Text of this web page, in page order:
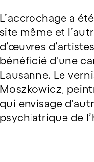
L’accrochage a
site même et
d’œuvres
bénéficié d'une
Lausanne. Le
Moszkowicz,
qui envisage
psychiatrique de